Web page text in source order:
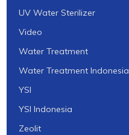
UV Water Sterilizer
Video
Water Treatment
Water Treatment Indonesia
YSI
YSI Indonesia
Zeolit